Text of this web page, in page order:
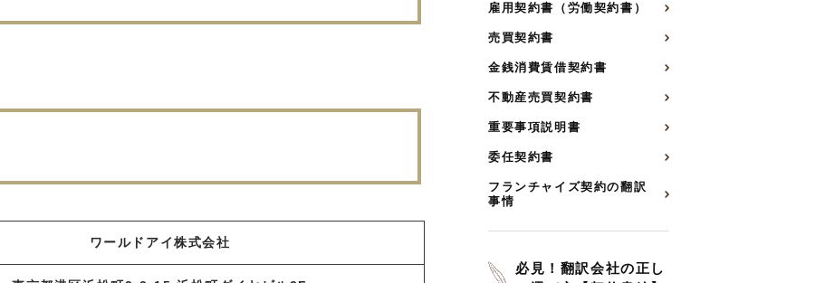
ワールドアイ株式会社
雇用契約書（労働契約書）
売買契約書
金銭消費賃借契約書
不動産売買契約書
重要事項説明書
委任契約書
フランチャイズ契約の翻訳
事情
必見！翻訳会社の正し